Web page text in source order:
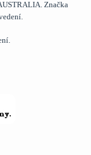
Značka